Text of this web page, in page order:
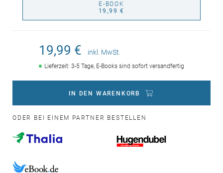
E-BOOK
19,99 €
19,99 € inkl. MwSt.
Lieferzeit: 3-5 Tage, E-Books sind sofort versandfertig
IN DEN WARENKORB
ODER BEI EINEM PARTNER BESTELLEN